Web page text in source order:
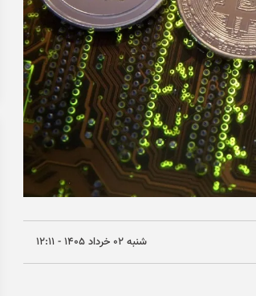
شنبه ۰۲ خرداد ۱۴۰۵ - ۱۲:۱۱